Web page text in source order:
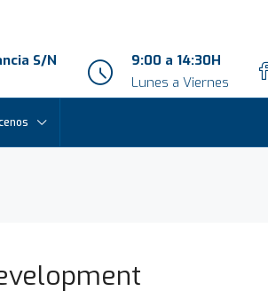
S/N
9:00 a 14:30H
Lunes a Viernes